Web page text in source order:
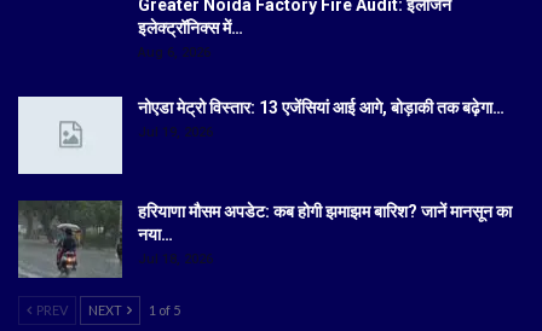
Greater Noida Factory Fire Audit: इलजिन
इलेक्ट्रॉनिक्स में…
Aug 6, 2026
नोएडा मेट्रो विस्तार: 13 एजेंसियां आई आगे, बोड़ाकी तक बढ़ेगा…
Jul 19, 2026
हरियाणा मौसम अपडेट: कब होगी झमाझम बारिश? जानें मानसून का
नया…
Jul 18, 2026
PREV NEXT 1 of 5